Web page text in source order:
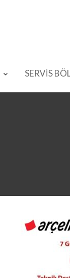
SERVİS